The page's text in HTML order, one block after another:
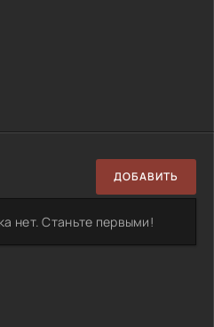
ДОБАВИТЬ
нет. Станьте первыми!